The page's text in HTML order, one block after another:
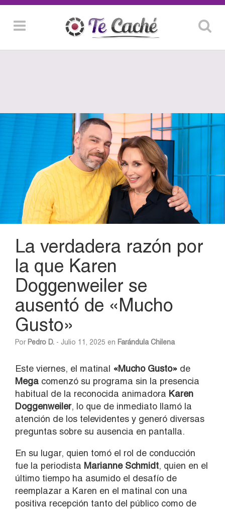
La verdadera razón por
la que Karen
Doggenweiler se
ausentó de «Mucho
Gusto»
Por Pedro D. - Julio 11, 2025 en Farándula Chilena
Este viernes, el matinal «Mucho Gusto» de
Mega comenzó su programa sin la presencia
habitual de la reconocida animadora Karen
Doggenweiler, lo que de inmediato llamó la
atención de los televidentes y generó diversas
preguntas sobre su ausencia en pantalla.
En su lugar, quien tomó el rol de conducción
fue la periodista Marianne Schmidt, quien en el
último tiempo ha asumido el desafío de
reemplazar a Karen en el matinal con una
positiva recepción tanto del público como de